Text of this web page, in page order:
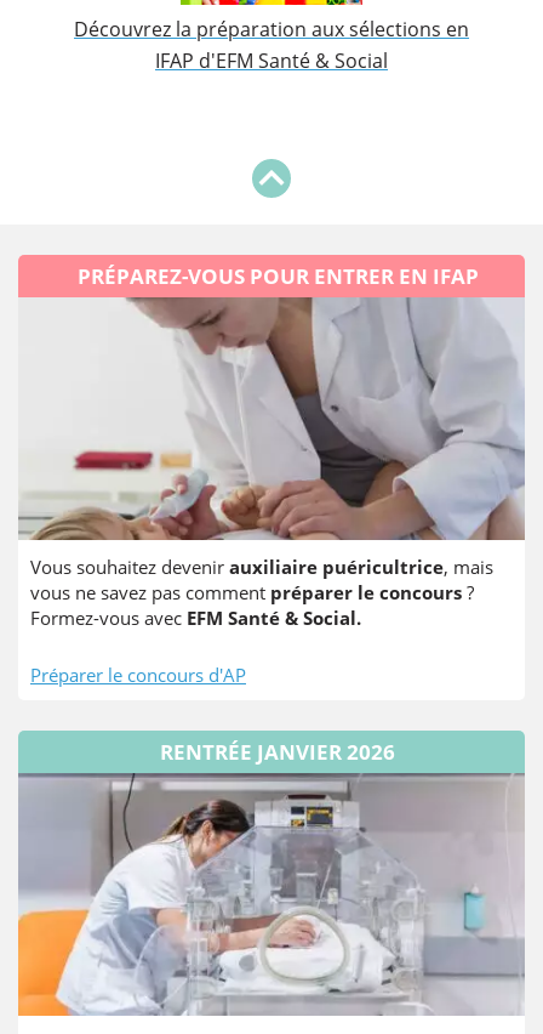
Découvrez la préparation aux sélections en
IFAP d'EFM Santé & Social
PRÉPAREZ-VOUS POUR ENTRER EN IFAP
Vous souhaitez devenir auxiliaire puéricultrice, mais
vous ne savez pas comment préparer le concours ?
Formez-vous avec EFM Santé & Social.
Préparer le concours d'AP
RENTRÉE JANVIER 2026